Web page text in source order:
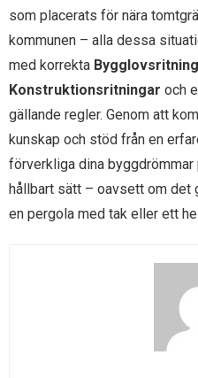
som placerats för nära
kommunen – alla dessa
med korrekta
Konstruktionsritningar och
gällande regler. Genom att
kunskap och stöd från en
förverkliga dina
hållbart sätt – oavsett om det
en pergola med tak eller ett